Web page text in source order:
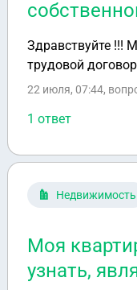
Здравствуйте !!!
трудовой
22 июля, 07:44,
1 ответ
Недвижимость
Моя
узнать,